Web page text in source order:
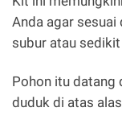
Anda agar sesuai
subur atau
Pohon itu datang
duduk di atas